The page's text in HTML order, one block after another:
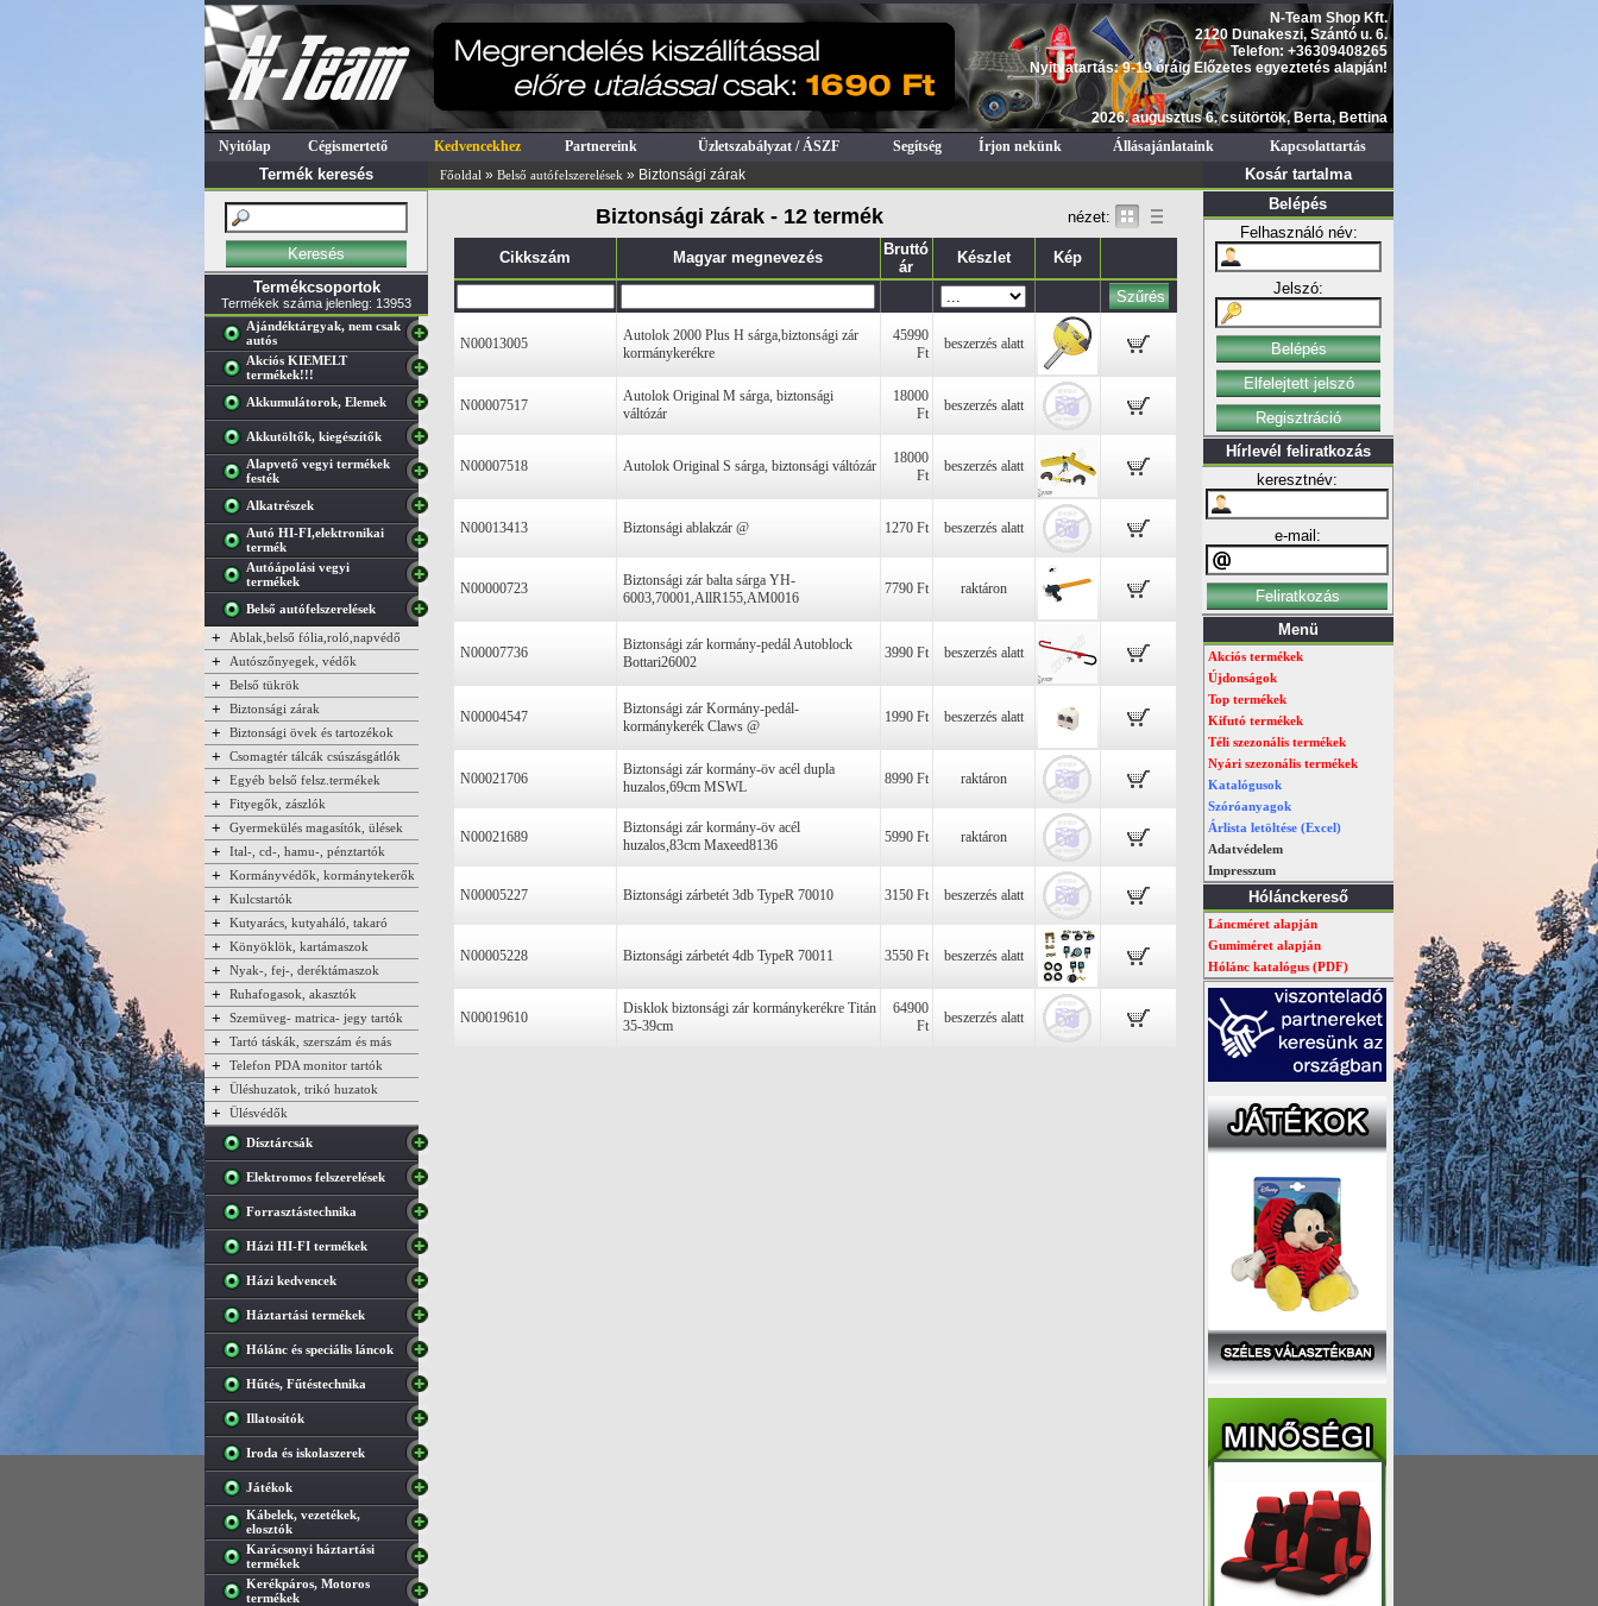
N-Team Shop Kft.
2120 Dunakeszi, Szántó u. 6.
Telefon: +36309408265
Nyitvatartás: 9-19 óráig Előzetes egyeztetés alapján!
2026. augusztus 6. csütörtök, Berta, Bettina
Nyitólap
Cégismertető Kedvencekhez Partnereink Üzletszabályzat / ÁSZF Segítség Írjon nekünk Állásajánlataink Kapcsolattartás
Termék keresés Főoldal » Belső autófelszerelések » Biztonsági zárak Kosár tartalma
Termékcsoportok
Termékek száma jelenleg: 13953
Ajándéktárgyak, nem csak
autós
Akciós KIEMELT
termékek!!!
Akkumulátorok, Elemek
Akkutöltők, kiegészítők
Alapvető vegyi termékek
festék
Alkatrészek
Autó HI-FI,elektronikai
termék
Autóápolási vegyi
termékek
Belső autófelszerelések
+ Ablak,belső fólia,roló,napvédő
+ Autószőnyegek, védők
+ Belső tükrök
+ Biztonsági zárak
+ Biztonsági övek és tartozékok
+ Csomagtér tálcák csúszásgátlók
+ Egyéb belső felsz.termékek
+ Fityegők, zászlók
+ Gyermekülés magasítók, ülések
+ Ital-, cd-, hamu-, pénztartók
+ Kormányvédők, kormánytekerők
+ Kulcstartók
+ Kutyarács, kutyaháló, takaró
+ Könyöklök, kartámaszok
+ Nyak-, fej-, deréktámaszok
+ Ruhafogasok, akasztók
+ Szemüveg- matrica- jegy tartók
+ Tartó táskák, szerszám és más
+ Telefon PDA monitor tartók
+ Üléshuzatok, trikó huzatok
+ Ülésvédők
Dísztárcsák
Elektromos felszerelések
Forrasztástechnika
Házi HI-FI termékek
Házi kedvencek
Háztartási termékek
Hólánc és speciális láncok
Hűtés, Fűtéstechnika
Illatosítók
Iroda és iskolaszerek
Játékok
Kábelek, vezetékek,
elosztók
Karácsonyi háztartási
termékek
Kerékpáros, Motoros
termékek
Biztonsági zárak - 12 termék nézet:
Cikkszám Magyar megnevezés
Bruttó
ár
Készlet Kép
N00013005
Autolok 2000 Plus H sárga,biztonsági zár
kormánykerékre
45990
Ft
beszerzés alatt
N00007517
Autolok Original M sárga, biztonsági
váltózár
18000
Ft
beszerzés alatt
N00007518 Autolok Original S sárga, biztonsági váltózár
18000
Ft
beszerzés alatt
N00013413 Biztonsági ablakzár @ 1270 Ft beszerzés alatt
N00000723
Biztonsági zár balta sárga YH-
6003,70001,AllR155,AM0016
7790 Ft raktáron
N00007736
Biztonsági zár kormány-pedál Autoblock
Bottari26002
3990 Ft beszerzés alatt
N00004547
Biztonsági zár Kormány-pedál-
kormánykerék Claws @
1990 Ft beszerzés alatt
N00021706
Biztonsági zár kormány-öv acél dupla
huzalos,69cm MSWL
8990 Ft raktáron
N00021689
Biztonsági zár kormány-öv acél
huzalos,83cm Maxeed8136
5990 Ft raktáron
N00005227 Biztonsági zárbetét 3db TypeR 70010 3150 Ft beszerzés alatt
N00005228 Biztonsági zárbetét 4db TypeR 70011 3550 Ft beszerzés alatt
N00019610
Disklok biztonsági zár kormánykerékre Titán
35-39cm
64900
Ft
beszerzés alatt
Belépés
Felhasználó név:
Jelszó:
Hírlevél feliratkozás
keresztnév:
e-mail:
Menü
Akciós termékek
Újdonságok
Top termékek
Kifutó termékek
Téli szezonális termékek
Nyári szezonális termékek
Katalógusok
Szóróanyagok
Árlista letöltése (Excel)
Adatvédelem
Impresszum
Hólánckereső
Láncméret alapján
Gumiméret alapján
Hólánc katalógus (PDF)